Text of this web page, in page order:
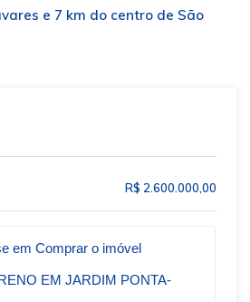
e 7 km do centro de São
R$ 2.600.000,00